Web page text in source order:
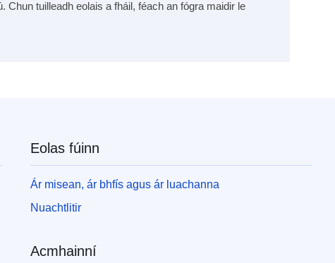
Chun tuilleadh eolais a fháil, féach an fógra maidir le
Eolas fúinn
Ár misean, ár bhfís agus ár luachanna
Nuachtlitir
Acmhainní